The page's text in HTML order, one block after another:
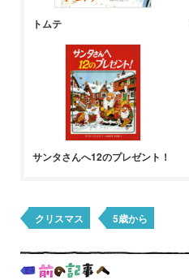
トムテ
サンタさんへ12のプレゼント！
クリスマス 5歳から